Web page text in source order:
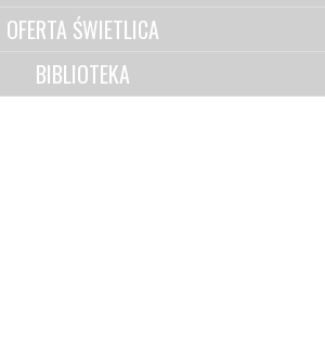
OFERTA ŚWIETLICA
BIBLIOTEKA